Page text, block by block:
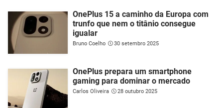
OnePlus 15 a caminho da Europa com
trunfo que nem o titânio consegue
igualar
Bruno Coelho 30 setembro 2025
OnePlus prepara um smartphone
gaming para dominar o mercado
Carlos Oliveira 28 outubro 2025